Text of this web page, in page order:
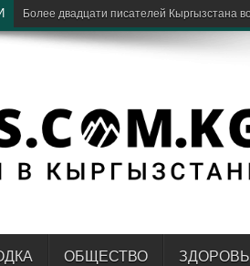
ОБЩЕСТВО